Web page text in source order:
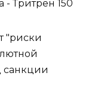
- Тритрен 150
"риски
санкции